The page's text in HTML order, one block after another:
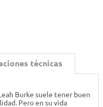
técnicas
Burke suele tener buen
Pero en su vida